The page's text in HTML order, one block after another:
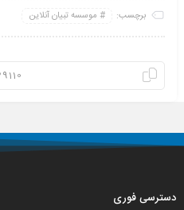
برچسب: موسسه تبیان آنلاین
دسترسی فوری